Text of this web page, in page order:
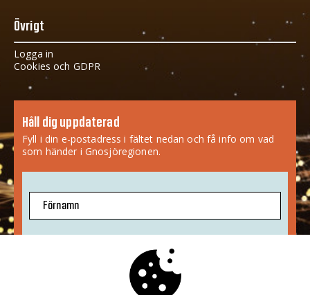
Övrigt
Logga in
Cookies och GDPR
Håll dig uppdaterad
Fyll i din e-postadress i fältet nedan och få info om vad
som händer i Gnosjöregionen.
Förnamn
Jag godkänner att mina uppgifter sparas.